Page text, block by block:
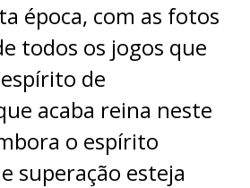
época, com as fotos
todos os jogos que
de
acaba reina neste
o espírito
superação esteja